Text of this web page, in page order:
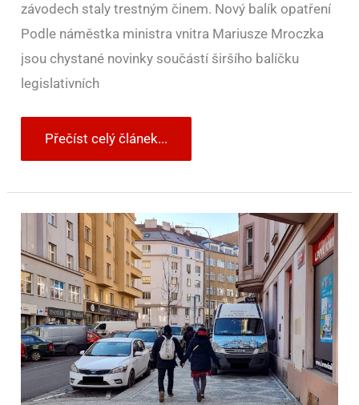
závodech staly trestným činem. Nový balík opatření
Podle náměstka ministra vnitra Mariusze Mroczka
jsou chystané novinky součástí širšího balíčku
legislativních
Přečíst celý článek...
Pokuty
pražského
magistrátu
už
vám
nepřijdou.
Nově
všechny
přestupky
řeší
jednotlivé
městské
části